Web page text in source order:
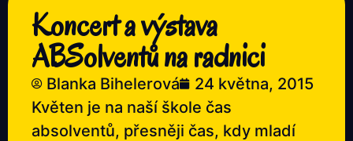
Koncert a výstava
ABSolventů na radnici
Blanka Bihelerová
24 května, 2015
Květen je na naší škole čas
absolventů, přesněji čas, kdy mladí